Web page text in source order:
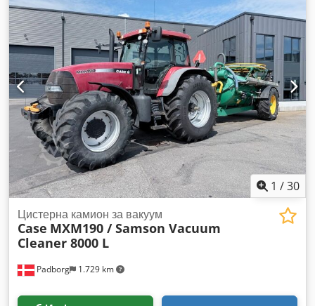
1 /30
Padborg 1.729 km
Цистерна камион за вакуум
Case MXM190 / Samson Vacuum
Cleaner 8000 L